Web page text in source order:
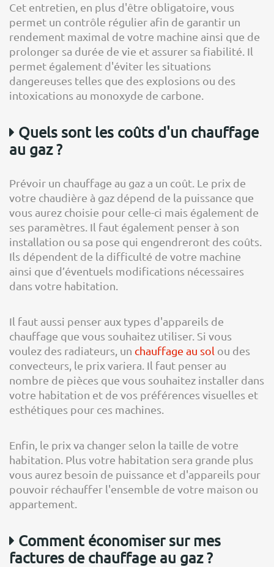
Cet entretien, en plus d'être obligatoire, vous
permet un contrôle régulier afin de garantir un
rendement maximal de votre machine ainsi que de
prolonger sa durée de vie et assurer sa fiabilité. Il
permet également d'éviter les situations
dangereuses telles que des explosions ou des
intoxications au monoxyde de carbone.
Quels sont les coûts d'un chauffage
au gaz ?
Prévoir un chauffage au gaz a un coût. Le prix de
votre chaudière à gaz dépend de la puissance que
vous aurez choisie pour celle-ci mais également de
ses paramètres. Il faut également penser à son
installation ou sa pose qui engendreront des coûts.
Ils dépendent de la difficulté de votre machine
ainsi que d’éventuels modifications nécessaires
dans votre habitation.
Il faut aussi penser aux types d'appareils de
chauffage que vous souhaitez utiliser. Si vous
voulez des radiateurs, un chauffage au sol ou des
convecteurs, le prix variera. Il faut penser au
nombre de pièces que vous souhaitez installer dans
votre habitation et de vos préférences visuelles et
esthétiques pour ces machines.
Enfin, le prix va changer selon la taille de votre
habitation. Plus votre habitation sera grande plus
vous aurez besoin de puissance et d'appareils pour
pouvoir réchauffer l'ensemble de votre maison ou
appartement.
Comment économiser sur mes
factures de chauffage au gaz ?